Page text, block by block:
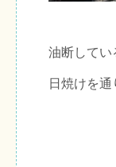
油断してい
日焼けを